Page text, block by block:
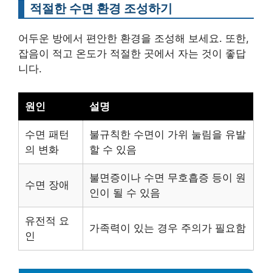
적절한 수면 환경 조성하기
어두운 방에서 편안한 환경을 조성해 보세요. 또한,
잡음이 적고 온도가 적절한 곳에서 자는 것이 좋답
니다.
원인 설명
수면 패턴
의 변화
불규칙한 수면이 가위 눌림을 유발
할 수 있음
수면 장애
불면증이나 수면 무호흡증 등이 원
인이 될 수 있음
유전적 요
인
가족력이 있는 경우 주의가 필요함